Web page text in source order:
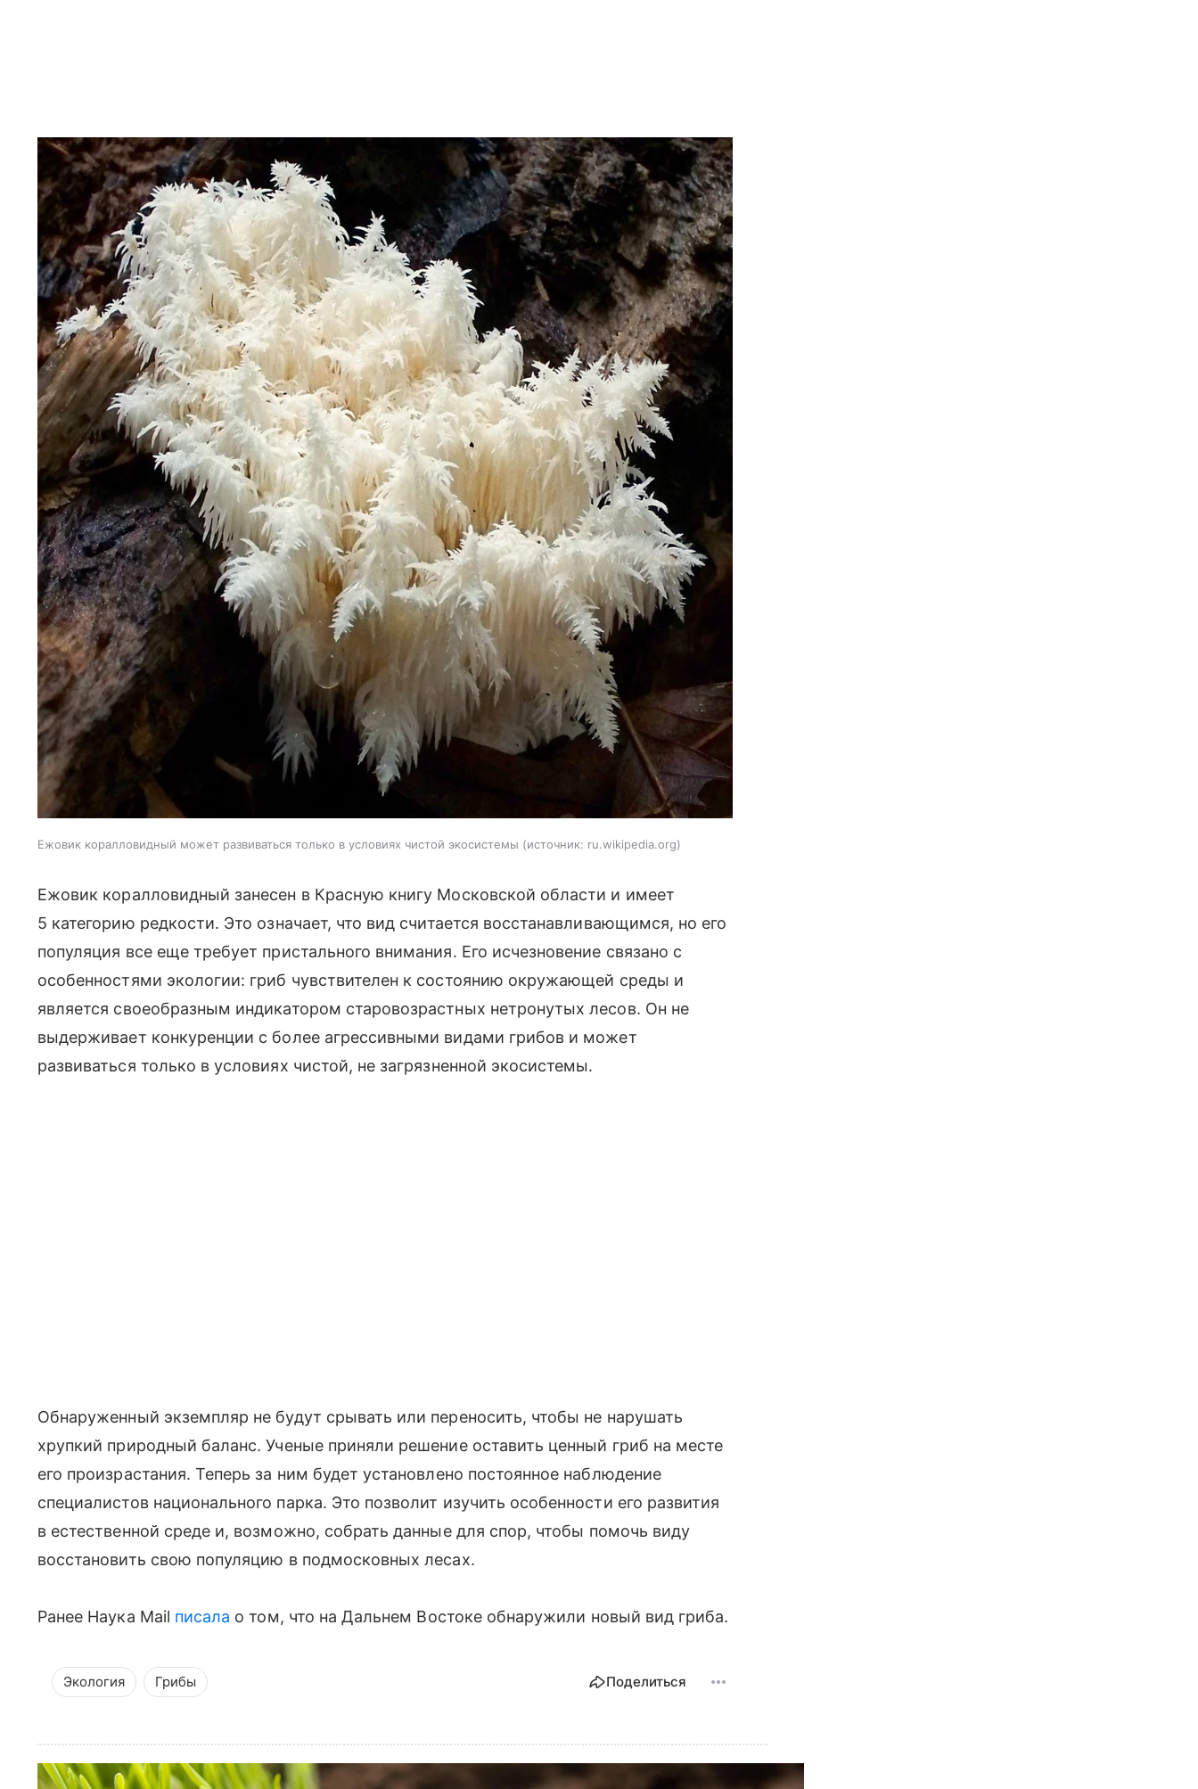
Ежовик коралловидный может развиваться только в условиях чистой экосистемы источник: ru.wikipedia.org
Ежовик коралловидный занесен в Красную книгу Московской области и имеет
5 категорию редкости. Это означает, что вид считается восстанавливающимся, но его
популяция все еще требует пристального внимания. Его исчезновение связано с
особенностями экологии: гриб чувствителен к состоянию окружающей среды и
является своеобразным индикатором старовозрастных нетронутых лесов. Он не
выдерживает конкуренции с более агрессивными видами грибов и может
развиваться только в условиях чистой, не загрязненной экосистемы.
Обнаруженный экземпляр не будут срывать или переносить, чтобы не нарушать
хрупкий природный баланс. Ученые приняли решение оставить ценный гриб на месте
его произрастания. Теперь за ним будет установлено постоянное наблюдение
специалистов национального парка. Это позволит изучить особенности его развития
в естественной среде и, возможно, собрать данные для спор, чтобы помочь виду
восстановить свою популяцию в подмосковных лесах.
Ранее Наука Mail писала о том, что на Дальнем Востоке обнаружили новый вид гриба.
Экология Грибы Поделиться